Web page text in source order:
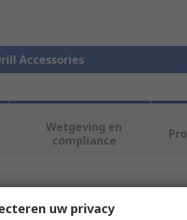
Accessories
Wetgeving en
compliance
kenmerken te selecteren.
uw privacy